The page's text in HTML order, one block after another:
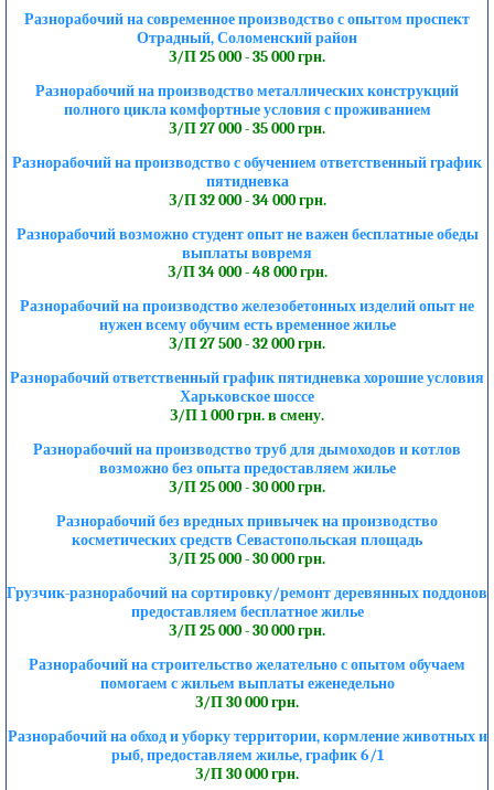
Разнорабочий на современное производство с опытом проспект
Отрадный, Соломенский район
З/П 25 000 - 35 000 грн.
Разнорабочий на производство металлических конструкций
полного цикла комфортные условия с проживанием
З/П 27 000 - 35 000 грн.
Разнорабочий на производство с обучением ответственный график
пятидневка
З/П 32 000 - 34 000 грн.
Разнорабочий возможно студент опыт не важен бесплатные обеды
выплаты вовремя
З/П 34 000 - 48 000 грн.
Разнорабочий на производство железобетонных изделий опыт не
нужен всему обучим есть временное жилье
З/П 27 500 - 32 000 грн.
Разнорабочий ответственный график пятидневка хорошие условия
Харьковское шоссе
З/П 1 000 грн. в смену.
Разнорабочий на производство труб для дымоходов и котлов
возможно без опыта предоставляем жилье
З/П 25 000 - 30 000 грн.
Разнорабочий без вредных привычек на производство
косметических средств Севастопольская площадь
З/П 25 000 - 30 000 грн.
Грузчик-разнорабочий на сортировку/ремонт деревянных поддонов
предоставляем бесплатное жилье
З/П 25 000 - 30 000 грн.
Разнорабочий на строительство желательно с опытом обучаем
помогаем с жильем выплаты еженедельно
З/П 30 000 грн.
Разнорабочий на обход и уборку территории, кормление животных и
рыб, предоставляем жилье, график 6/1
З/П 30 000 грн.